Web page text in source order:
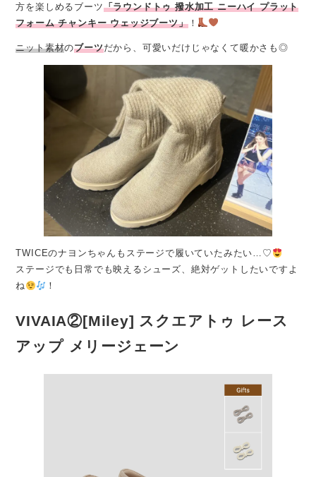
方を楽しめるブーツ「ラウンドトゥ 撥水加工 ニーハイ プラット
フォーム チャンキー ウェッジブーツ」！
ニット素材のブーツだから、可愛いだけじゃなくて暖かさも◎
TWICEのナヨンちゃんもステージで履いていたみたい…♡
ステージでも日常でも映えるシューズ、絶対ゲットしたいですよ
ね
！
VIVAIA②[Miley] スクエアトゥ レース
アップ メリージェーン